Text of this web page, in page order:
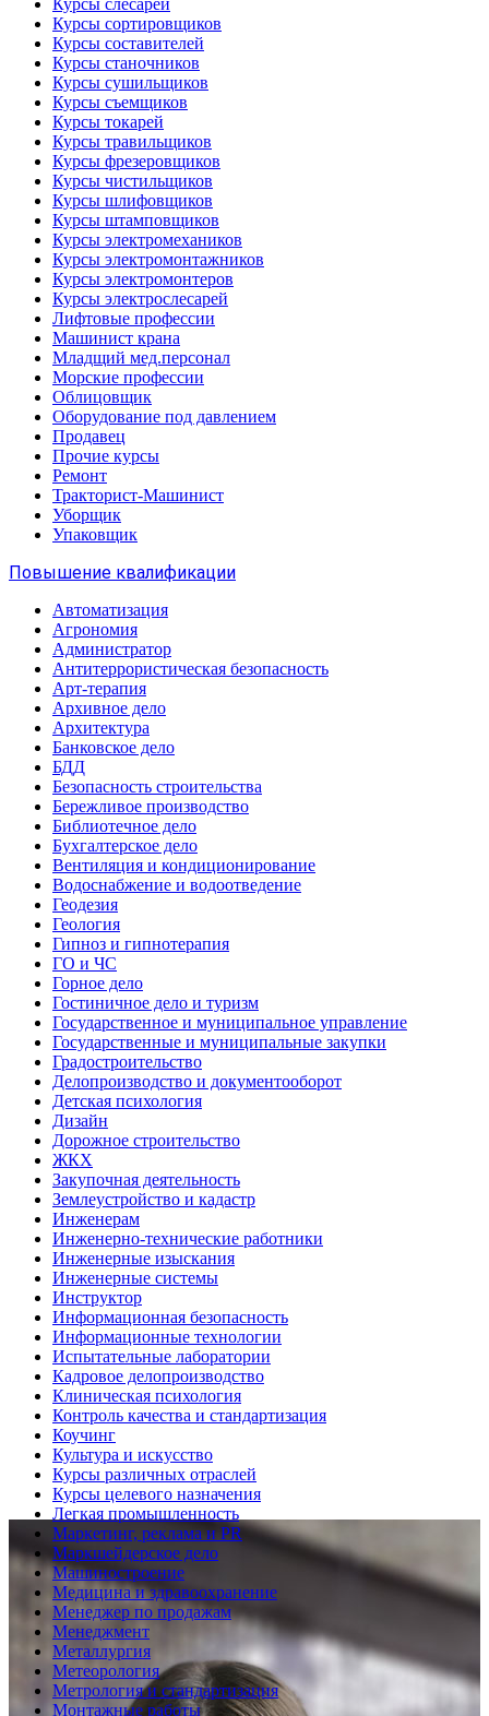
Курсы слесарей
Курсы сортировщиков
Курсы составителей
Курсы станочников
Курсы сушильщиков
Курсы съемщиков
Курсы токарей
Курсы травильщиков
Курсы фрезеровщиков
Курсы чистильщиков
Курсы шлифовщиков
Курсы штамповщиков
Курсы электромехаников
Курсы электромонтажников
Курсы электромонтеров
Курсы электрослесарей
Лифтовые профессии
Машинист крана
Младщий мед.персонал
Морские профессии
Облицовщик
Оборудование под давлением
Продавец
Прочие курсы
Ремонт
Тракторист-Машинист
Уборщик
Упаковщик
Повышение квалификации
Автоматизация
Агрономия
Администратор
Антитеррористическая безопасность
Арт-терапия
Архивное дело
Архитектура
Банковское дело
БДД
Безопасность строительства
Бережливое производство
Библиотечное дело
Бухгалтерское дело
Вентиляция и кондиционирование
Водоснабжение и водоотведение
Геодезия
Геология
Гипноз и гипнотерапия
ГО и ЧС
Горное дело
Гостиничное дело и туризм
Государственное и муниципальное управление
Государственные и муниципальные закупки
Градостроительство
Делопроизводство и документооборот
Детская психология
Дизайн
Дорожное строительство
ЖКХ
Закупочная деятельность
Землеустройство и кадастр
Инженерам
Инженерно-технические работники
Инженерные изыскания
Инженерные системы
Инструктор
Информационная безопасность
Информационные технологии
Испытательные лаборатории
Кадровое делопроизводство
Клиническая психология
Контроль качества и стандартизация
Коучинг
Культура и искусство
Курсы различных отраслей
Курсы целевого назначения
Легкая промышленность
Маркетинг, реклама и PR
Маркшейдерское дело
Машиностроение
Медицина и здравоохранение
Менеджер по продажам
Менеджмент
Металлургия
Метеорология
Метрология и стандартизация
Монтажные работы